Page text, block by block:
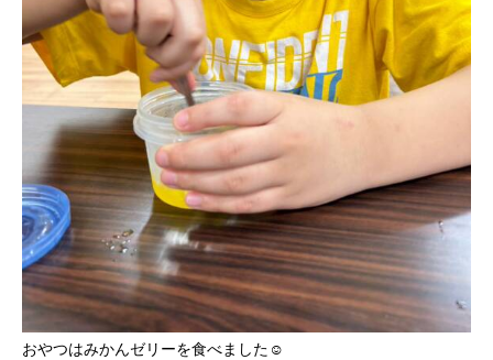
おやつはみかんゼリーを食べました☺